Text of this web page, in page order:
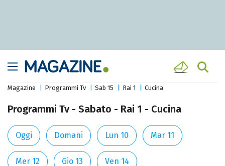
Magazine Programmi Tv Sab 15 Rai 1 Cucina
Programmi Tv - Sabato - Rai 1 - Cucina
Oggi Domani Lun 10 Mar 11
Mer 12 Gio 13 Ven 14